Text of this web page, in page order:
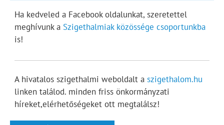
Ha kedveled a Facebook oldalunkat, szeretettel
meghívunk a Szigethalmiak közössége csoportunkba
is!
A hivatalos szigethalmi weboldalt a szigethalom.hu
linken találod. minden friss önkormányzati
híreket,elérhetőségeket ott megtalálsz!